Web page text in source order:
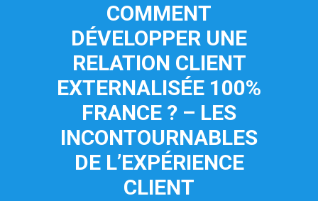
COMMENT
DÉVELOPPER UNE
RELATION CLIENT
EXTERNALISÉE 100%
FRANCE ? – LES
INCONTOURNABLES
DE L’EXPÉRIENCE
CLIENT